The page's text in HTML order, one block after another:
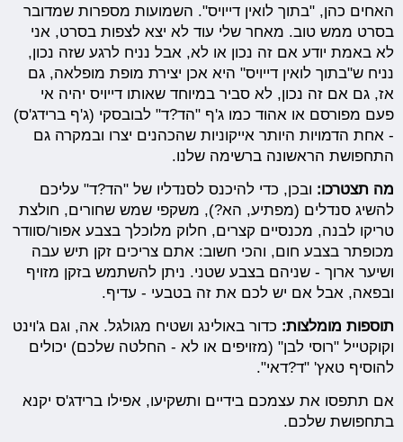
האחים כהן, "בתוך לואין דייויס". השמועות מספרות שמדובר
בסרט ממש טוב. מאחר שלי עוד לא יצא לצפות בסרט, אני
לא באמת יודע אם זה נכון או לא, אבל נניח לרגע שזה נכון,
נניח ש"בתוך לואין דייויס" היא אכן יצירת מופת מופלאה, גם
אז, גם אם זה נכון, לא סביר במיוחד שאותו דייויס יהיה אי
פעם מפורסם או אהוד כמו ג'ף "הד?ד" לבובסקי (ג'ף ברידג'ס)
- אחת הדמויות היותר אייקוניות שהכהנים יצרו ובמקרה גם
התחפושת הראשונה ברשימה שלנו.
מה תצטרכו: ובכן, כדי להיכנס לסנדליו של "הד?ד" עליכם
להשיג סנדלים (מפתיע, הא?), משקפי שמש שחורים, חולצת
טריקו לבנה, מכנסיים קצרים, חלוק מלוכלך בצבע אפור/סוודר
מכופתר בצבע חום, והכי חשוב: אתם צריכים זקן תיש עבה
ושיער ארוך - שניהם בצבע שטני. ניתן להשתמש בזקן מזויף
ובפאה, אבל אם יש לכם את זה בטבעי - עדיף.
תוספות מומלצות: כדור באולינג ושטיח מגולגל. אה, וגם ג'וינט
וקוקטייל "רוסי לבן" (מזויפים או לא - החלטה שלכם) יכולים
להוסיף טאץ' "ד?דאי".
אם תתפסו את עצמכם בידיים ותשקיעו, אפילו ברידג'ס יקנא
בתחפושת שלכם.